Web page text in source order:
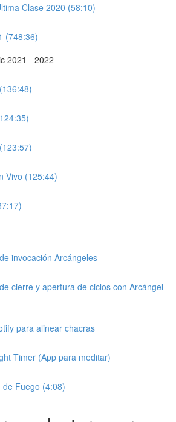
Clase 2020 (58:10)
(748:36)
2021 - 2022
Vivo (125:44)
invocación Arcángeles
cierre y apertura de ciclos con Arcángel
para alinear chacras
Timer (App para meditar)
de Fuego (4:08)